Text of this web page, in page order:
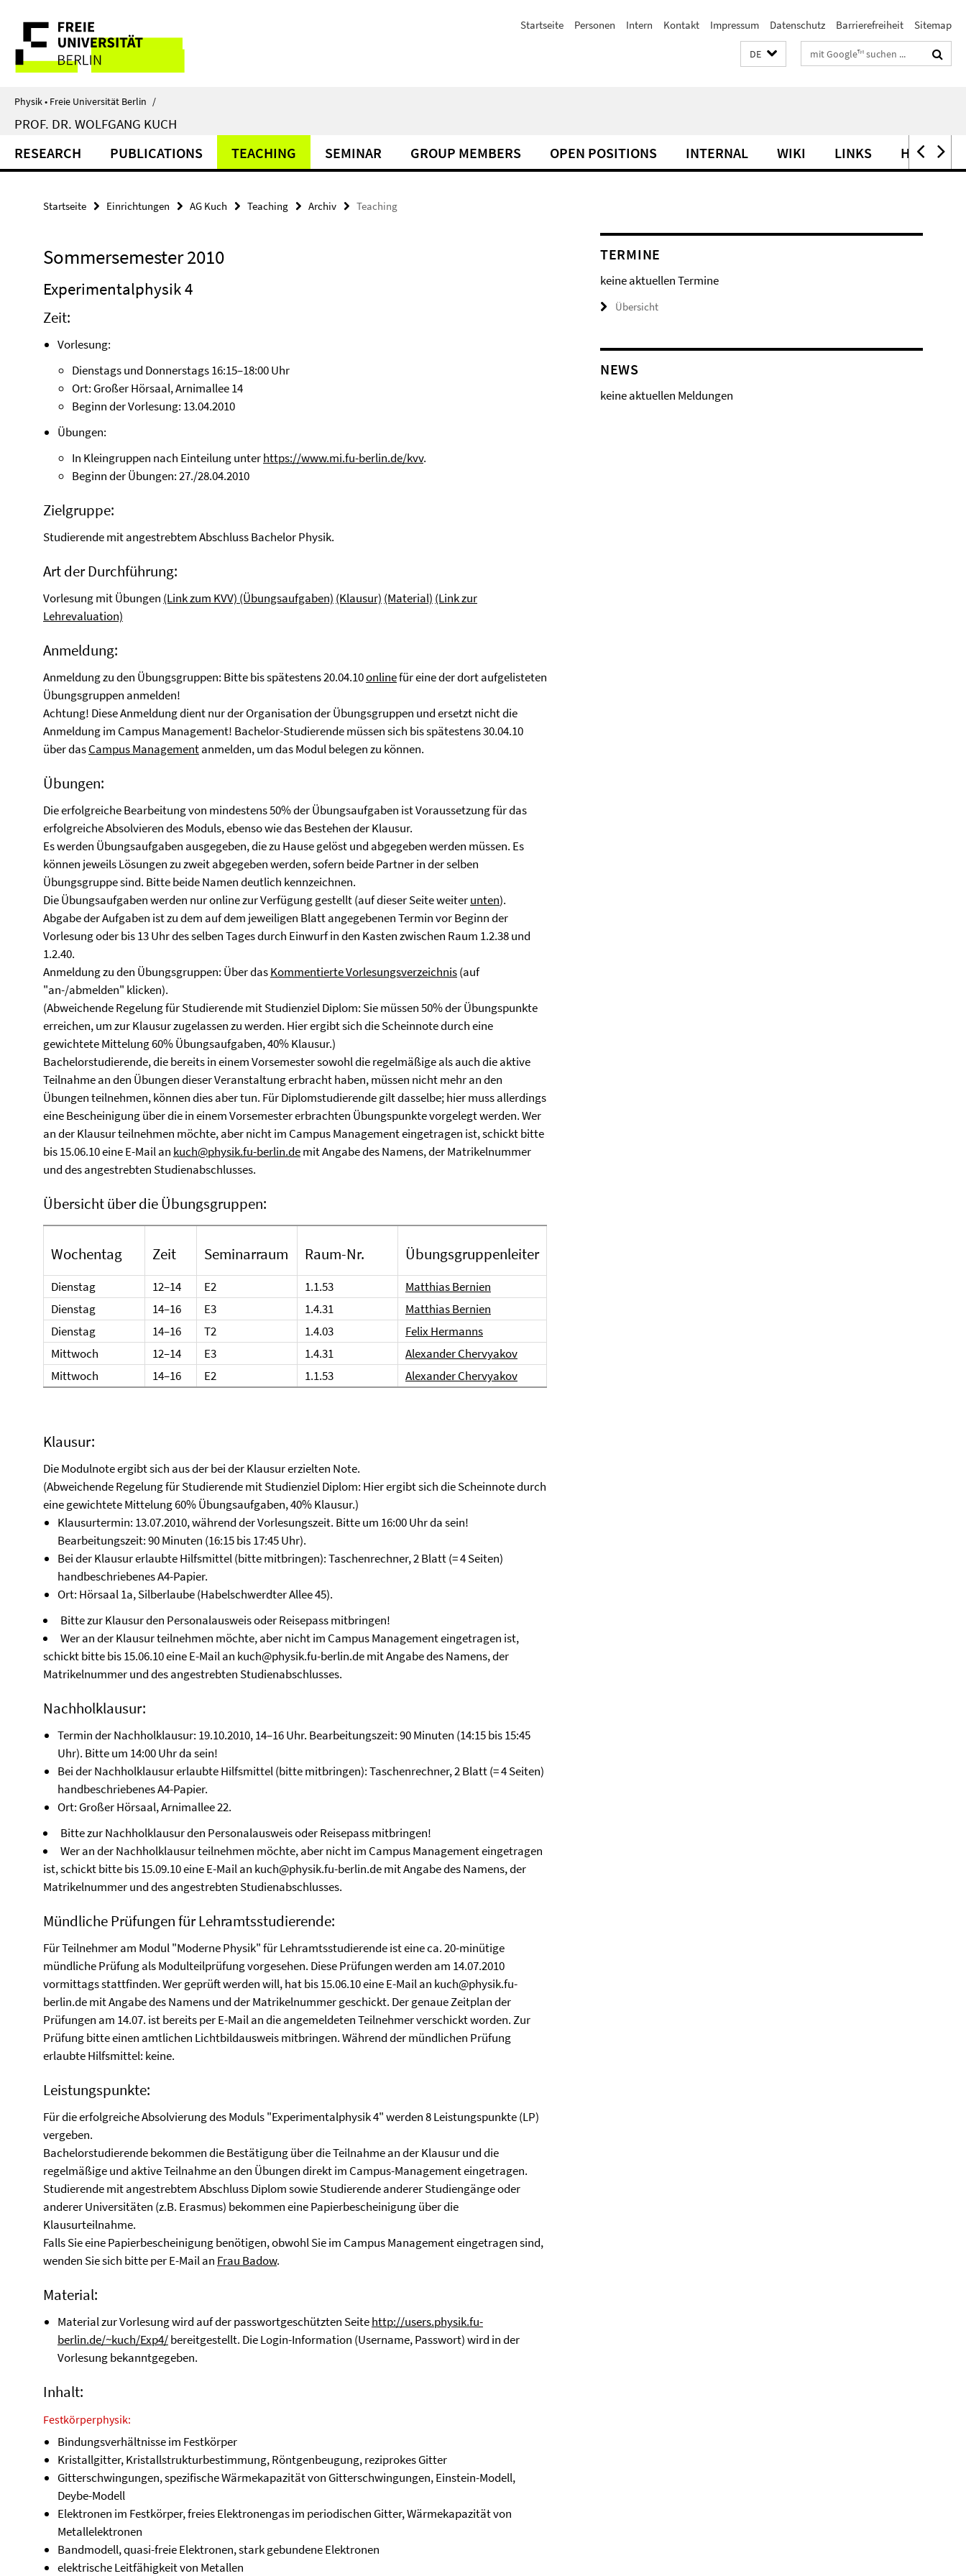
direkt
Inhalt
Service-
Navigation
Startseite Personen Intern Kontakt Impressum Datenschutz Barrierefreiheit Sitemap
DE Suchbegriffe
Physik • Freie Universität Berlin /
PROF. DR. WOLFGANG KUCH
RESEARCH PUBLICATIONS TEACHING SEMINAR GROUP MEMBERS OPEN POSITIONS INTERNAL WIKI LINKS HOW TO
Startseite Einrichtungen AG Kuch Teaching Archiv Teaching
Sommersemester 2010
Experimentalphysik 4
Zeit:
Vorlesung:
Dienstags und Donnerstags 16:15–18:00 Uhr
Ort: Großer Hörsaal, Arnimallee 14
Beginn der Vorlesung: 13.04.2010
Übungen:
In Kleingruppen nach Einteilung unterhttps://www.mi.fu-berlin.de/kvv.
Beginn der Übungen: 27./28.04.2010
Zielgruppe:
Studierende mit angestrebtem Abschluss Bachelor Physik.
Art der Durchführung:
Vorlesung mit Übungen (Link zum KVV) (Übungsaufgaben) (Klausur) (Material) (Link zur
Lehrevaluation)
Anmeldung:
Anmeldung zu den Übungsgruppen: Bitte bis spätestens 20.04.10onlinefür eine der dort aufgelisteten
Übungsgruppen anmelden!
Achtung! Diese Anmeldung dient nur der Organisation der Übungsgruppen und ersetzt nicht die
Anmeldung im Campus Management! Bachelor-Studierende müssen sich bis spätestens 30.04.10
über dasCampus Managementanmelden, um das Modul belegen zu können.
Übungen:
Die erfolgreiche Bearbeitung von mindestens 50% der Übungsaufgaben ist Voraussetzung für das
erfolgreiche Absolvieren des Moduls, ebenso wie das Bestehen der Klausur.
Es werden Übungsaufgaben ausgegeben, die zu Hause gelöst und abgegeben werden müssen. Es
können jeweils Lösungen zu zweit abgegeben werden, sofern beide Partner in der selben
Übungsgruppe sind. Bitte beide Namen deutlich kennzeichnen.
Die Übungsaufgaben werden nur online zur Verfügung gestellt (auf dieser Seite weiterunten).
Abgabe der Aufgaben ist zu dem auf dem jeweiligen Blatt angegebenen Termin vor Beginn der
Vorlesung oder bis 13 Uhr des selben Tages durch Einwurf in den Kasten zwischen Raum 1.2.38 und
1.2.40.
Anmeldung zu den Übungsgruppen: Über dasKommentierte Vorlesungsverzeichnis(auf
"an-/abmelden" klicken).
(Abweichende Regelung für Studierende mit Studienziel Diplom: Sie müssen 50% der Übungspunkte
erreichen, um zur Klausur zugelassen zu werden. Hier ergibt sich die Scheinnote durch eine
gewichtete Mittelung 60% Übungsaufgaben, 40% Klausur.)
Bachelorstudierende, die bereits in einem Vorsemester sowohl die regelmäßige als auch die aktive
Teilnahme an den Übungen dieser Veranstaltung erbracht haben, müssen nicht mehr an den
Übungen teilnehmen, können dies aber tun. Für Diplomstudierende gilt dasselbe; hier muss allerdings
eine Bescheinigung über die in einem Vorsemester erbrachten Übungspunkte vorgelegt werden. Wer
an der Klausur teilnehmen möchte, aber nicht im Campus Management eingetragen ist, schickt bitte
bis 15.06.10 eine E-Mail an kuch@physik.fu-berlin.demit Angabe des Namens, der Matrikelnummer
und des angestrebten Studienabschlusses.
Übersicht über die Übungsgruppen:
Wochentag Zeit Seminarraum Raum-Nr. Übungsgruppenleiter
Dienstag 12–14 E2 1.1.53
Matthias Bernien
Dienstag
14–16 E3 1.4.31
Matthias Bernien
Dienstag
14–16 T2 1.4.03
Felix Hermanns
Mittwoch
12–14 E3 1.4.31
Alexander Chervyakov
Mittwoch
14–16 E2 1.1.53 Alexander Chervyakov
Klausur:
Die Modulnote ergibt sich aus der bei der Klausur erzielten Note.
(Abweichende Regelung für Studierende mit Studienziel Diplom: Hier ergibt sich die Scheinnote durch
eine gewichtete Mittelung 60% Übungsaufgaben, 40% Klausur.)
Klausurtermin: 13.07.2010, während der Vorlesungszeit. Bitte um 16:00 Uhr da sein!
Bearbeitungszeit: 90 Minuten (16:15 bis 17:45 Uhr).
Bei der Klausur erlaubte Hilfsmittel (bitte mitbringen): Taschenrechner, 2 Blatt (= 4 Seiten)
handbeschriebenes A4-Papier.
Ort: Hörsaal 1a, Silberlaube (Habelschwerdter Allee 45).
Bitte zur Klausur den Personalausweis oder Reisepass mitbringen!
Wer an der Klausur teilnehmen möchte, aber nicht im Campus Management eingetragen ist,
schickt bitte bis 15.06.10 eine E-Mail an kuch@physik.fu-berlin.de mit Angabe des Namens, der
Matrikelnummer und des angestrebten Studienabschlusses.
Nachholklausur:
Termin der Nachholklausur: 19.10.2010, 14–16 Uhr. Bearbeitungszeit: 90 Minuten (14:15 bis 15:45
Uhr). Bitte um 14:00 Uhr da sein!
Bei der Nachholklausur erlaubte Hilfsmittel (bitte mitbringen): Taschenrechner, 2 Blatt (= 4 Seiten)
handbeschriebenes A4-Papier.
Ort: Großer Hörsaal, Arnimallee 22.
Bitte zur Nachholklausur den Personalausweis oder Reisepass mitbringen!
Wer an der Nachholklausur teilnehmen möchte, aber nicht im Campus Management eingetragen
ist, schickt bitte bis 15.09.10 eine E-Mail an kuch@physik.fu-berlin.de mit Angabe des Namens, der
Matrikelnummer und des angestrebten Studienabschlusses.
Mündliche Prüfungen für Lehramtsstudierende:
Für Teilnehmer am Modul "Moderne Physik" für Lehramtsstudierende ist eine ca. 20-minütige
mündliche Prüfung als Modulteilprüfung vorgesehen. Diese Prüfungen werden am 14.07.2010
vormittags stattfinden. Wer geprüft werden will, hat bis 15.06.10 eine E-Mail an kuch@physik.fu-
berlin.de mit Angabe des Namens und der Matrikelnummer geschickt. Der genaue Zeitplan der
Prüfungen am 14.07. ist bereits per E-Mail an die angemeldeten Teilnehmer verschickt worden. Zur
Prüfung bitte einen amtlichen Lichtbildausweis mitbringen. Während der mündlichen Prüfung
erlaubte Hilfsmittel: keine.
Leistungspunkte:
Für die erfolgreiche Absolvierung des Moduls "Experimentalphysik 4" werden 8 Leistungspunkte (LP)
vergeben.
Bachelorstudierende bekommen die Bestätigung über die Teilnahme an der Klausur und die
regelmäßige und aktive Teilnahme an den Übungen direkt im Campus-Management eingetragen.
Studierende mit angestrebtem Abschluss Diplom sowie Studierende anderer Studiengänge oder
anderer Universitäten (z.B. Erasmus) bekommen eine Papierbescheinigung über die
Klausurteilnahme.
Falls Sie eine Papierbescheinigung benötigen, obwohl Sie im Campus Management eingetragen sind,
wenden Sie sich bitte per E-Mail an Frau Badow.
Material:
Material zur Vorlesung wird auf der passwortgeschützten Seitehttp://users.physik.fu-
berlin.de/~kuch/Exp4/bereitgestellt. Die Login-Information (Username, Passwort) wird in der
Vorlesung bekanntgegeben.
Inhalt:
Festkörperphysik:
Bindungsverhältnisse im Festkörper
Kristallgitter, Kristallstrukturbestimmung, Röntgenbeugung, reziprokes Gitter
Gitterschwingungen, spezifische Wärmekapazität von Gitterschwingungen, Einstein-Modell,
Deybe-Modell
Elektronen im Festkörper, freies Elektronengas im periodischen Gitter, Wärmekapazität von
Metallelektronen
Bandmodell, quasi-freie Elektronen, stark gebundene Elektronen
elektrische Leitfähigkeit von Metallen
TERMINE
keine aktuellen Termine
Übersicht
NEWS
keine aktuellen Meldungen